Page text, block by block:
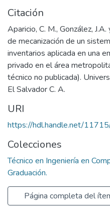
Citación
Aparicio, C. M., González,
de mecanización de un
inventarios aplicada en una
privado en el área
técnico no publicada).
El Salvador C. A.
URI
https://hdl.handle.net/
Colecciones
Técnico en Ingeniería en
Graduación.
Página completa del